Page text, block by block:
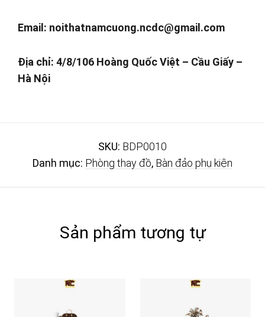
Email: noithatnamcuong.ncdc@gmail.com
Địa chỉ: 4/8/106 Hoàng Quốc Việt – Cầu Giấy –
Hà Nội
SKU: BDP0010
Danh mục: Phòng thay đồ, Bàn đảo phụ kiện
Sản phẩm tương tự